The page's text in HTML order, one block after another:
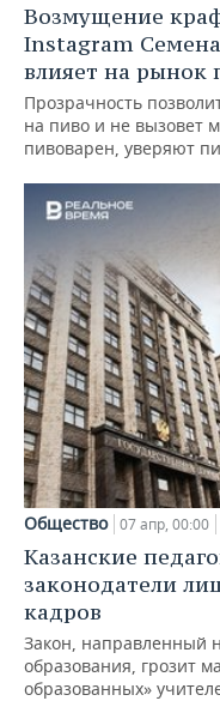
Возмущение
Instagram
влияет на рынок
Прозрачность
на пиво и не вызовет
пивоварен, уверяют
Общество 07 апр, 00:00
Казанские
законодатели
кадров
Закон, направленный
образования, грозит
образованных»